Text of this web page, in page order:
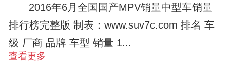
2016年6月全国国产MPV销量中型车销量
排行榜完整版 制表：www.suv7c.com 排名 车
级 厂商 品牌 车型 销量 1...
查看更多